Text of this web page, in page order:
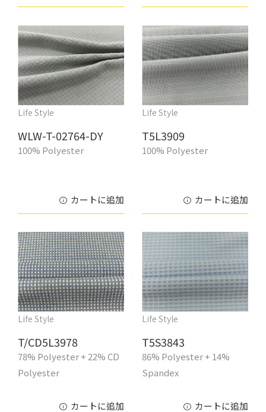
Life Style
WLW-T-02764-DY
100% Polyester
カートに追加
Life Style
T5L3909
100% Polyester
カートに追加
Life Style
T/CD5L3978
78% Polyester + 22% CD
Polyester
カートに追加
Life Style
T5S3843
86% Polyester + 14%
Spandex
カートに追加